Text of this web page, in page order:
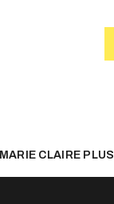
MARIE CLAIRE PLUS